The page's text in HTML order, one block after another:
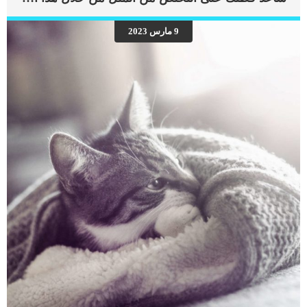
والبوكسير. سرطان القصبة الهوائية يمكن ان يبدأ بالنمو فى اكثر من مكان, ولكن يبدأ فى
9 مارس 2023